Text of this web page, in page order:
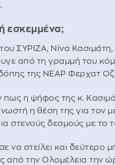
εσκεμμένα;
ΣΥΡΙΖΑ, Νίνα
από τη γραμμή του
της ΝΕΑΡ Φερχατ
πως η ψήφος της κ.
η θέση της για τον
στενούς δεσμούς με το
να στείλει και
από την Ολομέλεια την